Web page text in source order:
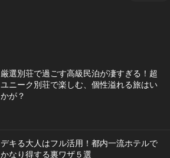
厳選別荘で過ごす高級民泊が凄すぎる！超
ユニーク別荘で楽しむ、個性溢れる旅はい
かが？
デキる大人はフル活用！都内一流ホテルで
かなり得する裏ワザ５選